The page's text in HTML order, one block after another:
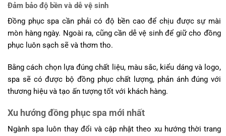
Đảm bảo độ bền và dễ vệ sinh
Đồng phục spa cần phải có độ bền cao để chịu được sự mài
mòn hàng ngày. Ngoài ra, cũng cần dễ vệ sinh để giữ cho đồng
phục luôn sạch sẽ và thơm tho.
Bằng cách chọn lựa đúng chất liệu, màu sắc, kiểu dáng và logo,
spa sẽ có được bộ đồng phục chất lượng, phản ánh đúng với
thương hiệu và tạo ấn tượng tốt với khách hàng.
Xu hướng đồng phục spa mới nhất
Ngành spa luôn thay đổi và cập nhật theo xu hướng thời trang